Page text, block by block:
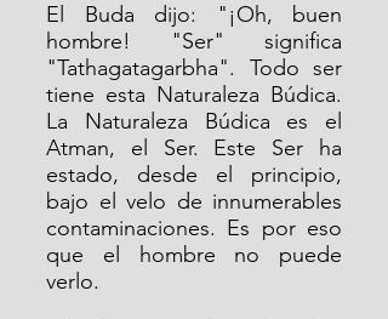
El Buda dijo: "¡Oh, buen
hombre! "Ser" significa
"Tathagatagarbha". Todo ser
tiene esta Naturaleza Búdica.
La Naturaleza Búdica es el
Atman, el Ser. Este Ser ha
estado, desde el principio,
bajo el velo de innumerables
contaminaciones. Es por eso
que el hombre no puede
verlo.